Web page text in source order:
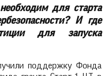
для старта
И где
для запуска
поддержку Фонда